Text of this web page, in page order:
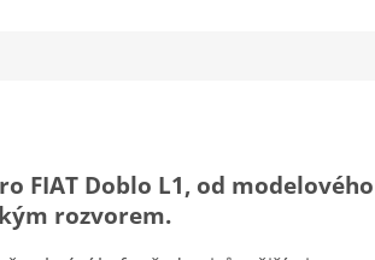
FIAT Doblo L1, od modelového
rozvorem.